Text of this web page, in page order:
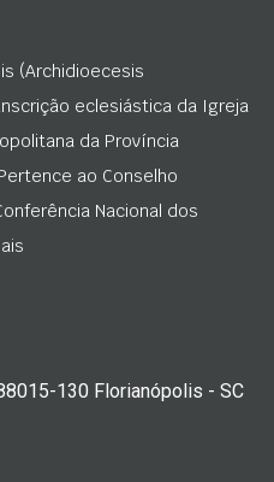
(Archidioecesis
eclesiástica da Igreja
da Província
ao Conselho
Nacional dos
130 Florianópolis - SC